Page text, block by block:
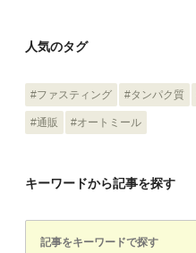
人気のタグ
#ファスティング #タンパク質
#通販 #オートミール
キーワードから記事を探す